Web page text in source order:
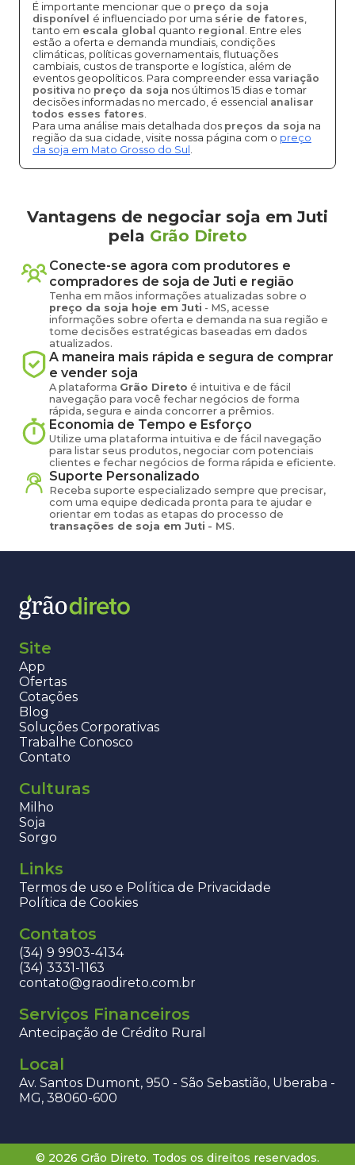
É importante mencionar que o preço da soja
disponível é influenciado por uma série de fatores,
tanto em escala global quanto regional . Entre eles
estão a oferta e demanda mundiais, condições
climáticas, políticas governamentais, flutuações
cambiais, custos de transporte e logística, além de
eventos geopolíticos. Para compreender essa variação
positiva no preço da soja nos últimos 15 dias e tomar
decisões informadas no mercado, é essencial analisar
todos esses fatores.
Para uma análise mais detalhada dos preços da soja na
região da sua cidade, visite nossa página com o preço
da soja em Mato Grosso do Sul .
Vantagens de negociar soja em Juti
pela Grão Direto
Conecte-se agora com produtores e
compradores de soja de Juti e região
Tenha em mãos informações atualizadas sobre o
preço da soja hoje em Juti - MS, acesse
informações sobre oferta e demanda na sua região e
tome decisões estratégicas baseadas em dados
atualizados.
A maneira mais rápida e segura de comprar
e vender soja
A plataforma Grão Direto é intuitiva e de fácil
navegação para você fechar negócios de forma
rápida, segura e ainda concorrer a prêmios.
Economia de Tempo e Esforço
Utilize uma plataforma intuitiva e de fácil navegação
para listar seus produtos, negociar com potenciais
clientes e fechar negócios de forma rápida e eficiente.
Suporte Personalizado
Receba suporte especializado sempre que precisar,
com uma equipe dedicada pronta para te ajudar e
orientar em todas as etapas do processo de
transações de soja em Juti - MS.
Site
App
Ofertas
Cotações
Blog
Soluções Corporativas
Trabalhe Conosco
Contato
Culturas
Milho
Soja
Sorgo
Links
Termos de uso e Política de Privacidade
Política de Cookies
Contatos
(34) 9 9903-4134
(34) 3331-1163
contato@graodireto.com.br
Serviços Financeiros
Antecipação de Crédito Rural
Local
Av. Santos Dumont, 950 - São Sebastião, Uberaba -
MG, 38060-600
© 2026 Grão Direto. Todos os direitos reservados.